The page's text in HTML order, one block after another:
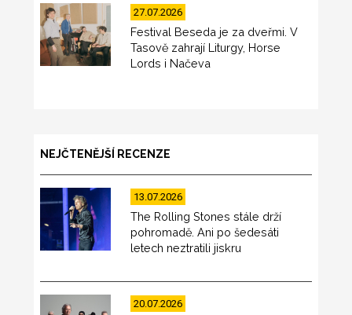
27.07.2026
Festival Beseda je za dveřmi. V
Tasově zahrají Liturgy, Horse
Lords i Načeva
NEJČTENĚJŠÍ RECENZE
13.07.2026
The Rolling Stones stále drží
pohromadě. Ani po šedesáti
letech neztratili jiskru
20.07.2026